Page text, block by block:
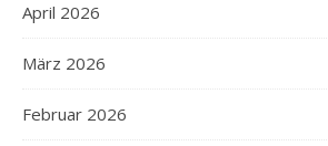
April 2026
März 2026
Februar 2026